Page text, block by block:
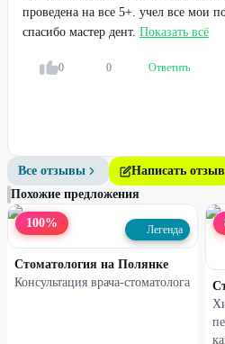
проведена на все 5+. учел все мои
спасибо мастер дент. Показать всё
0 0 Ответить
Все отзывы
Написать отзыв
Похожие предложения
100% Легенда
Стоматология на Полянке
Консультация врача-стоматолога